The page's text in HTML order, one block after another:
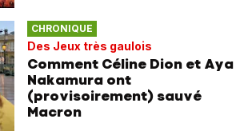
CHRONIQUE
Des Jeux très gaulois
Comment Céline Dion et Aya
Nakamura ont
(provisoirement) sauvé
Macron